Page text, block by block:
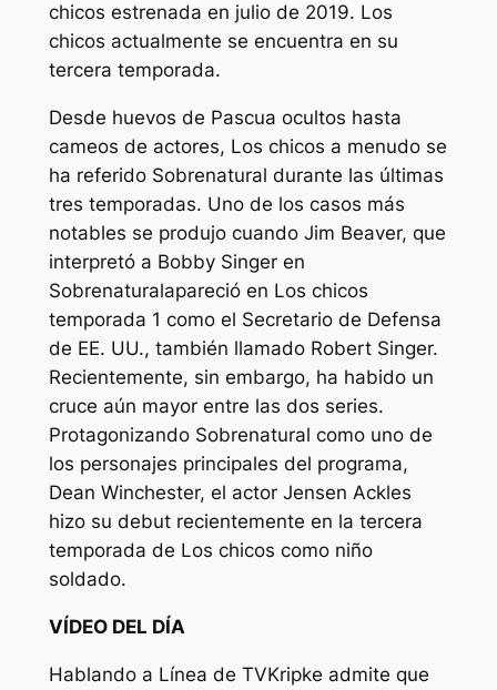
chicos estrenada en julio de 2019. Los
chicos actualmente se encuentra en su
tercera temporada.
Desde huevos de Pascua ocultos hasta
cameos de actores, Los chicos a menudo se
ha referido Sobrenatural durante las últimas
tres temporadas. Uno de los casos más
notables se produjo cuando Jim Beaver, que
interpretó a Bobby Singer en
Sobrenaturalapareció en Los chicos
temporada 1 como el Secretario de Defensa
de EE. UU., también llamado Robert Singer.
Recientemente, sin embargo, ha habido un
cruce aún mayor entre las dos series.
Protagonizando Sobrenatural como uno de
los personajes principales del programa,
Dean Winchester, el actor Jensen Ackles
hizo su debut recientemente en la tercera
temporada de Los chicos como niño
soldado.
VÍDEO DEL DÍA
Hablando a Línea de TVKripke admite que